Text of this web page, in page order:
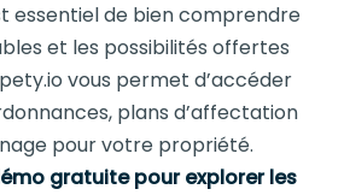
essentiel de bien comprendre
et les possibilités offertes
vous permet d’accéder
plans d’affectation
pour votre propriété.
gratuite pour explorer les